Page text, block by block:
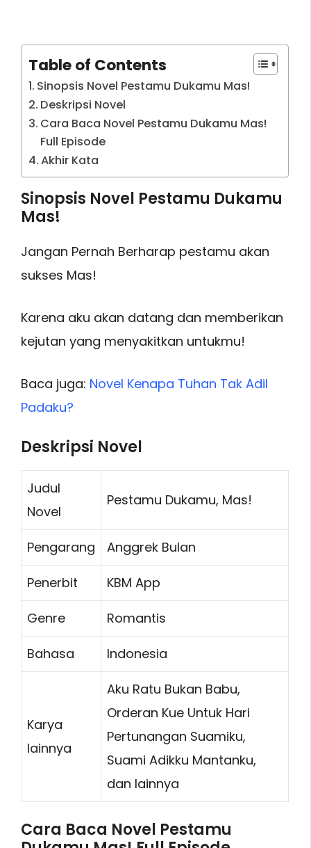
Table of Contents
Sinopsis Novel Pestamu Dukamu Mas!
Deskripsi Novel
Cara Baca Novel Pestamu Dukamu Mas!
Full Episode
Akhir Kata
Sinopsis Novel Pestamu Dukamu
Mas!
Jangan Pernah Berharap pestamu akan
sukses Mas!
Karena aku akan datang dan memberikan
kejutan yang menyakitkan untukmu!
Baca juga: Novel Kenapa Tuhan Tak Adil
Padaku?
Deskripsi Novel
Judul
Novel
Pestamu Dukamu, Mas!
Pengarang Anggrek Bulan
Penerbit KBM App
Genre Romantis
Bahasa Indonesia
Karya
lainnya
Aku Ratu Bukan Babu,
Orderan Kue Untuk Hari
Pertunangan Suamiku,
Suami Adikku Mantanku,
dan lainnya
Cara Baca Novel Pestamu